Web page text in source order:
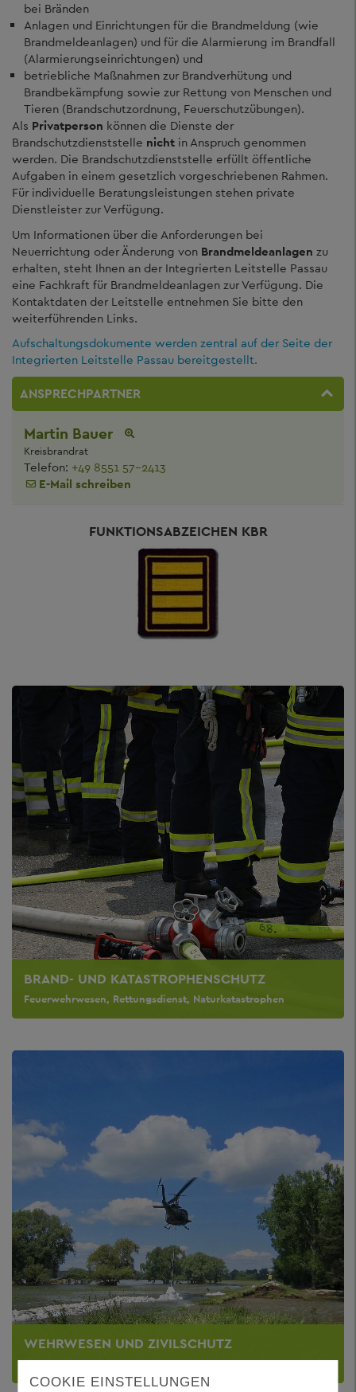
bei Bränden
Anlagen und Einrichtungen für die Brandmeldung (wie
Brandmeldeanlagen) und für die Alarmierung im Brandfall
(Alarmierungseinrichtungen) und
betriebliche Maßnahmen zur Brandverhütung und
Brandbekämpfung sowie zur Rettung von Menschen und
Tieren (Brandschutzordnung, Feuerschutzübungen).
Als Privatperson können die Dienste der
Brandschutzdienststelle nicht in Anspruch genommen
werden. Die Brandschutzdienststelle erfüllt öffentliche
Aufgaben in einem gesetzlich vorgeschriebenen Rahmen.
Für individuelle Beratungsleistungen stehen private
Dienstleister zur Verfügung.
Um Informationen über die Anforderungen bei
Neuerrichtung oder Änderung von Brandmeldeanlagen zu
erhalten, steht Ihnen an der Integrierten Leitstelle Passau
eine Fachkraft für Brandmeldeanlagen zur Verfügung. Die
Kontaktdaten der Leitstelle entnehmen Sie bitte den
weiterführenden Links.
Aufschaltungsdokumente werden zentral auf der Seite der
Integrierten Leitstelle Passau bereitgestellt.
ANSPRECHPARTNER
Martin Bauer
Kreisbrandrat
Telefon: +49 8551 57-2413
E-Mail schreiben
FUNKTIONSABZEICHEN KBR
BRAND- UND KATASTROPHENSCHUTZ
Feuerwehrwesen, Rettungsdienst, Naturkatastrophen
WEHRWESEN UND ZIVILSCHUTZ
COOKIE EINSTELLUNGEN